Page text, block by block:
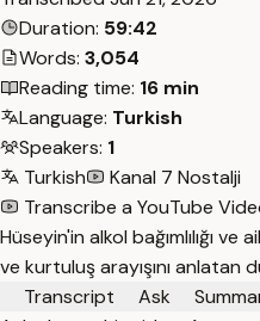
Duration: 59:42
Words: 3,054
Reading time: 16 min
Language: Turkish
Speakers: 1
Turkish
Kanal 7 Nostalji
Transcribe a YouTube
Hüseyin'in alkol bağımlılığı
ve kurtuluş arayışını anlatan
Transcript
Ask